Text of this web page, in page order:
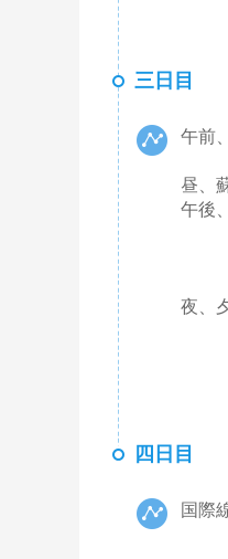
三日目
午前
世
昼、
午後
運
ガ
西
夜、
○お
烏
四日目
国際